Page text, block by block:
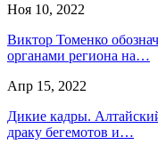
Ноя 10, 2022
Виктор Томенко
органами региона на…
Апр 15, 2022
Дикие кадры.
драку бегемотов и…